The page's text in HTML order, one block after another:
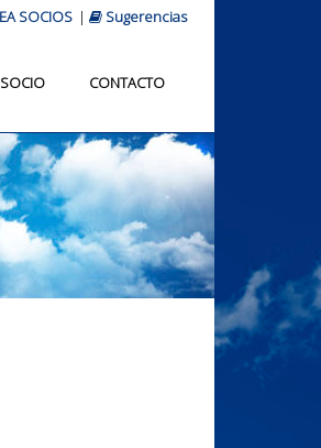
SOCIOS | Sugerencias
CONTACTO